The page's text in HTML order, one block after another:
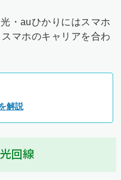
・auひかりにはスマホ
マホのキャリアを合わ
解説
回線